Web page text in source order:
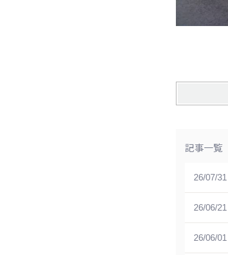
記事一覧
26/07/31
26/06/21
26/06/01